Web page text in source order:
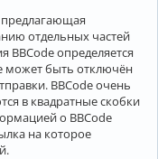
предлагающая
отдельных частей
определяется
может быть отключён
BBCode очень
в квадратные скобки
о BBCode
на которое